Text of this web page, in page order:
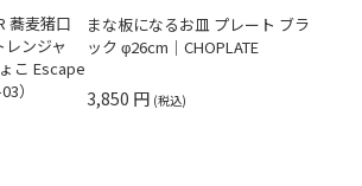
蕎麦猪口
ンジャ
こ Escape
）
まな板になるお皿 プレート ブラ
ック φ26cm｜CHOPLATE
3,850 円 (税込)